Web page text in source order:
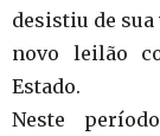
desistiu de
novo leilão
Estado.
Neste